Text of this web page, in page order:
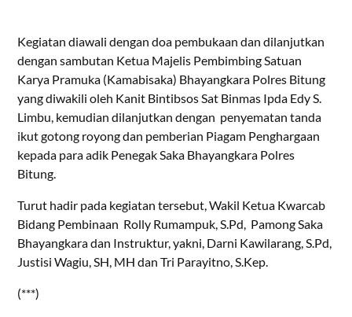
Kegiatan diawali dengan doa pembukaan dan dilanjutkan
dengan sambutan Ketua Majelis Pembimbing Satuan
Karya Pramuka (Kamabisaka) Bhayangkara Polres Bitung
yang diwakili oleh Kanit Bintibsos Sat Binmas Ipda Edy S.
Limbu, kemudian dilanjutkan dengan penyematan tanda
ikut gotong royong dan pemberian Piagam Penghargaan
kepada para adik Penegak Saka Bhayangkara Polres
Bitung.
Turut hadir pada kegiatan tersebut, Wakil Ketua Kwarcab
Bidang Pembinaan Rolly Rumampuk, S.Pd, Pamong Saka
Bhayangkara dan Instruktur, yakni, Darni Kawilarang, S.Pd,
Justisi Wagiu, SH, MH dan Tri Parayitno, S.Kep.
(***)